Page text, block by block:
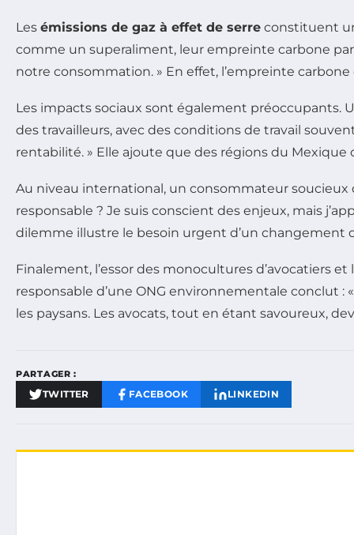
Les émissions de gaz à effet de serre constituent
comme un superaliment, leur empreinte carbone
notre consommation. » En effet, l’empreinte carbone
Les impacts sociaux sont également préoccupants.
des travailleurs, avec des conditions de travail
rentabilité. » Elle ajoute que des régions du
Au niveau international, un consommateur
responsable ? Je suis conscient des enjeux, mais
dilemme illustre le besoin urgent d’un changement
Finalement, l’essor des monocultures d’avocatiers
responsable d’une ONG environnementale conclut
les paysans. Les avocats, tout en étant savoureux,
PARTAGER :
TWITTER FACEBOOK LINKEDIN